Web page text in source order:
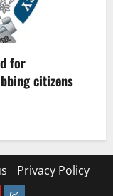
for
citizens
Privacy Policy